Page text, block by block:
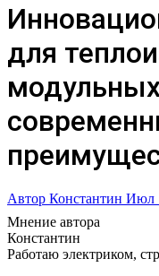
для
Автор Константин Июл
Мнение автора
Константин
Работаю электриком,